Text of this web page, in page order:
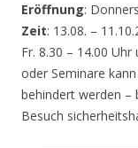
Eröffnung:
Zeit: 13.08. –
Fr. 8.30 – 14.00
oder Seminare
behindert werden –
Besuch